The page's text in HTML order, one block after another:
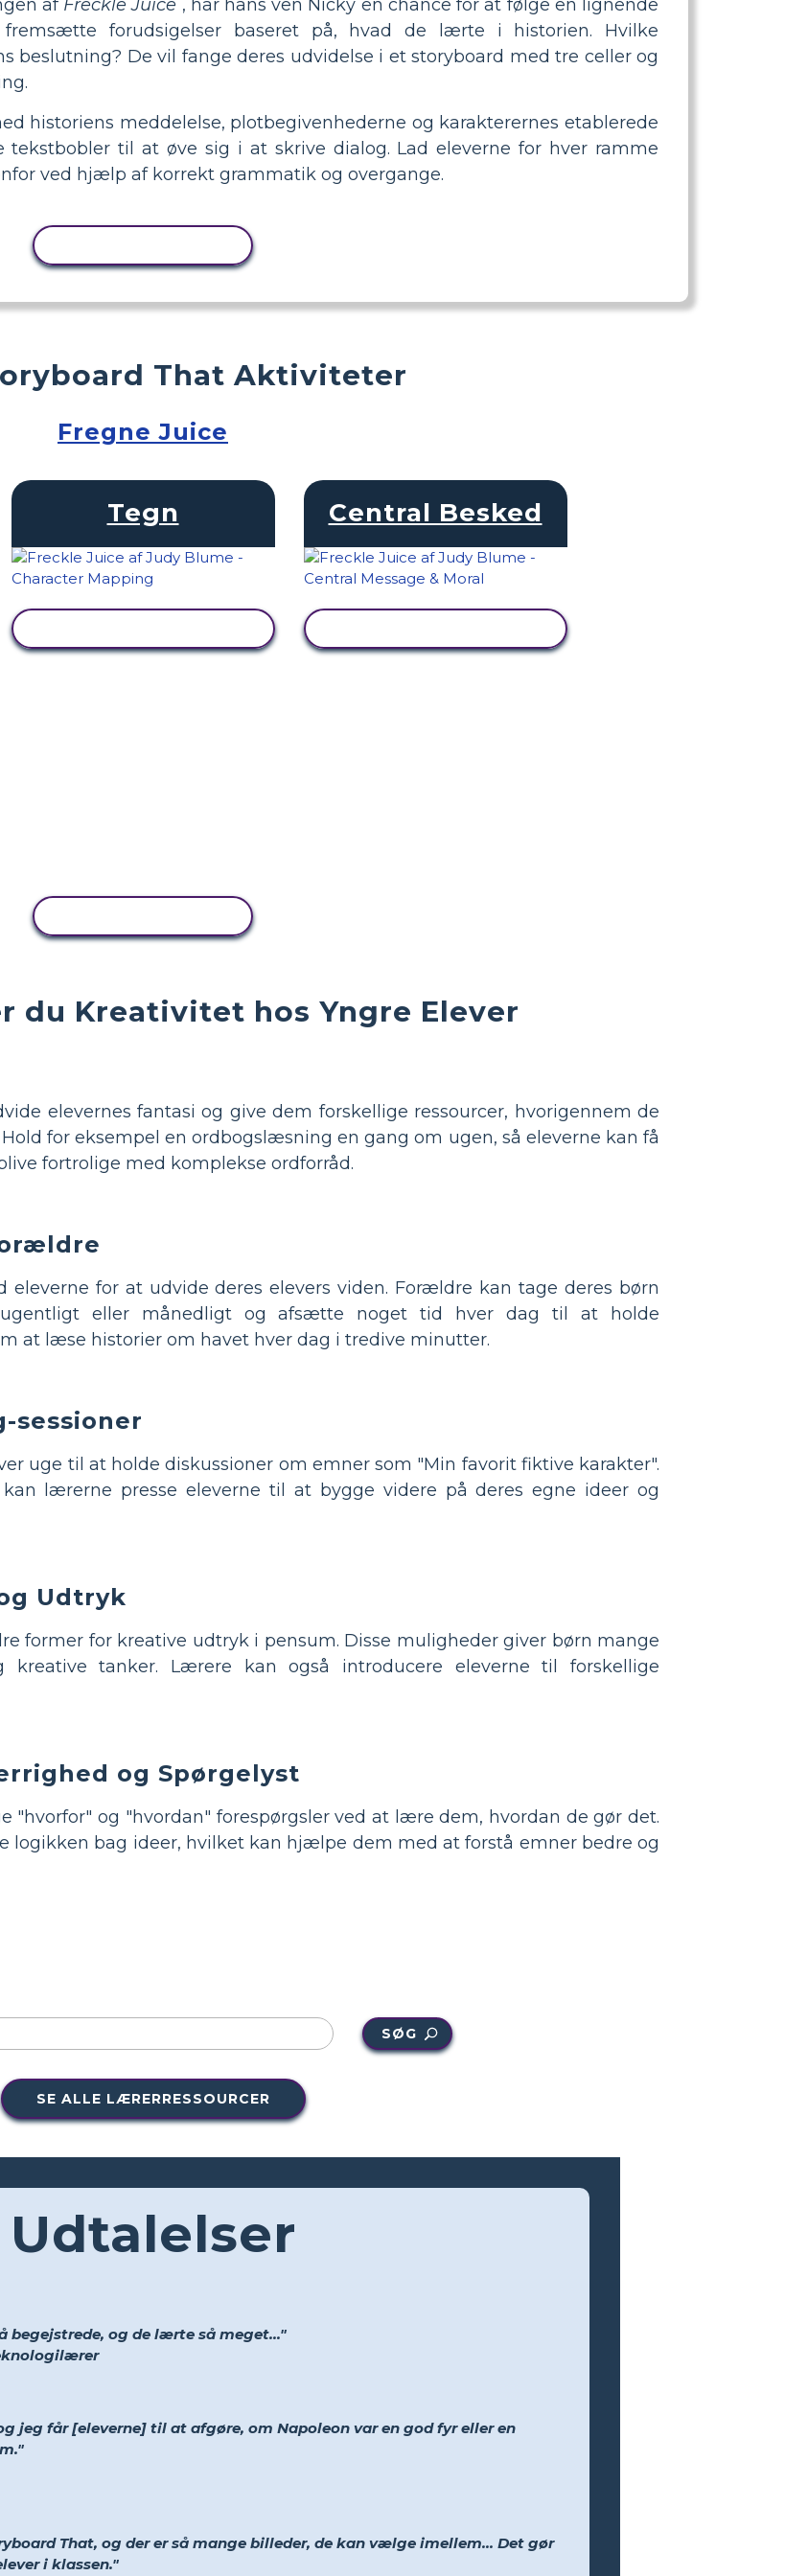
af Freckle Juice , har hans ven Nicky en chance for at følge en lignende
forudsigelser baseret på, hvad de lærte i historien. Hvilke
beslutning? De vil fange deres udvidelse i et storyboard med tre celler og
historiens meddelelse, plotbegivenhederne og karakterernes etablerede
tekstbobler til at øve sig i at skrive dialog. Lad eleverne for hver ramme
ved hjælp af korrekt grammatik og overgange.
du Kreativitet hos Yngre Elever
elevernes fantasi og give dem forskellige ressourcer, hvorigennem de
for eksempel en ordbogslæsning en gang om ugen, så eleverne kan få
fortrolige med komplekse ordforråd.
for at udvide deres elevers viden. Forældre kan tage deres børn
eller månedligt og afsætte noget tid hver dag til at holde
at læse historier om havet hver dag i tredive minutter.
sessioner
uge til at holde diskussioner om emner som "Min favorit fiktive karakter".
kan lærerne presse eleverne til at bygge videre på deres egne ideer og
Udtryk
former for kreative udtryk i pensum. Disse muligheder giver børn mange
kreative tanker. Lærere kan også introducere eleverne til forskellige
og Spørgelyst
"hvorfor" og "hvordan" forespørgsler ved at lære dem, hvordan de gør det.
logikken bag ideer, hvilket kan hjælpe dem med at forstå emner bedre og
That Aktiviteter
Fregne Juice
Tegn Central Besked
SØG
SE ALLE LÆRERRESSOURCER
Udtalelser
begejstrede, og de lærte så meget..."
jeg får [eleverne] til at afgøre, om Napoleon var en god fyr eller en
That, og der er så mange billeder, de kan vælge imellem... Det gør
i klassen."